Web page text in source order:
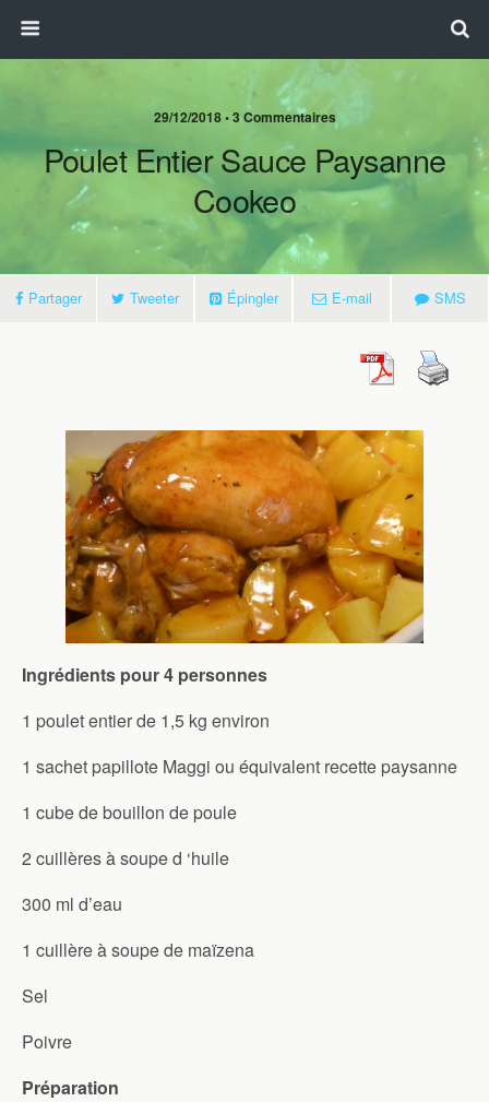
29/12/2018 • 3 Commentaires
Poulet Entier Sauce Paysanne
Cookeo
Partager Tweeter Épingler E-mail SMS
Ingrédients pour 4 personnes
1 poulet entier de 1,5 kg environ
1 sachet papillote Maggi ou équivalent recette paysanne
1 cube de bouillon de poule
2 cuillères à soupe d ‘huile
300 ml d’eau
1 cuillère à soupe de maïzena
Sel
Poivre
Préparation